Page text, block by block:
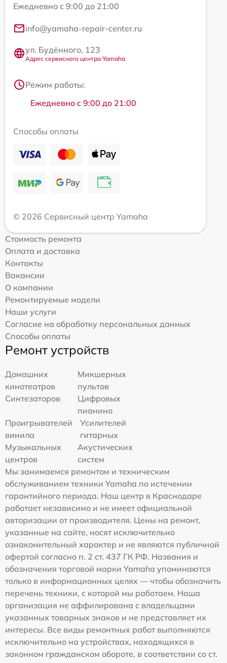
Ежедневно с 9:00 до 21:00
info@yamaha-repair-center.ru
ул. Будённого, 123
Адрес сервисного центра Yamaha
Режим работы:
Ежедневно с 9:00 до 21:00
Способы оплаты
© 2026 Сервисный центр Yamaha
Стоимость ремонта
Оплата и доставка
Контакты
Вакансии
О компании
Ремонтируемые модели
Наши услуги
Согласие на обработку персональных данных
Способы оплаты
Ремонт устройств
Домашних
кинотеатров
Микшерных
пультов
Синтезаторов
Цифровых
пианино
Проигрывателей
винила
Усилителей
гитарных
Музыкальных
центров
Акустических
систем
Мы занимаемся ремонтом и техническим
обслуживанием техники Yamaha по истечении
гарантийного периода. Наш центр в Краснодаре
работает независимо и не имеет официальной
авторизации от производителя. Цены на ремонт,
указанные на сайте, носят исключительно
ознакомительный характер и не являются публичной
офертой согласно п. 2 ст. 437 ГК РФ. Названия и
обозначения торговой марки Yamaha упоминаются
только в информационных целях — чтобы обозначить
перечень техники, с которой мы работаем. Наша
организация не аффилирована с владельцами
указанных товарных знаков и не представляет их
интересы. Все виды ремонтных работ выполняются
исключительно на устройствах, находящихся в
законном гражданском обороте, в соответствии со ст.